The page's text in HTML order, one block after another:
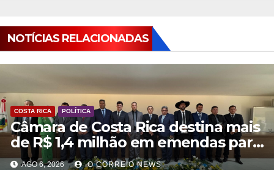
NOTÍCIAS RELACIONADAS
COSTA RICA POLÍTICA
Câmara de Costa Rica destina mais
de R$ 1,4 milhão em emendas para
investimentos em diversas áreas
AGO 6, 2026 O CORREIO NEWS